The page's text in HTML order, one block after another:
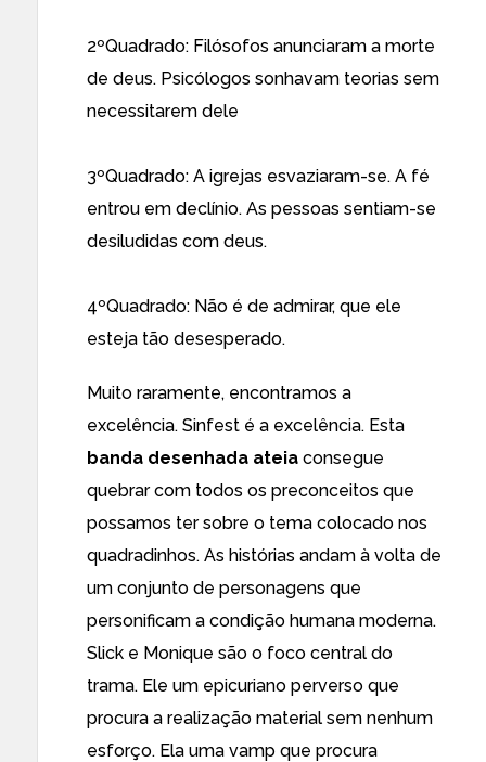
2ºQuadrado: Filósofos anunciaram a morte
de deus. Psicólogos sonhavam teorias sem
necessitarem dele
3ºQuadrado: A igrejas esvaziaram-se. A fé
entrou em declínio. As pessoas sentiam-se
desiludidas com deus.
4ºQuadrado: Não é de admirar, que ele
esteja tão desesperado.
Muito raramente, encontramos a
excelência. Sinfest é a excelência. Esta
banda desenhada ateia consegue
quebrar com todos os preconceitos que
possamos ter sobre o tema colocado nos
quadradinhos. As histórias andam à volta de
um conjunto de personagens que
personificam a condição humana moderna.
Slick e Monique são o foco central do
trama. Ele um epicuriano perverso que
procura a realização material sem nenhum
esforço. Ela uma vamp que procura